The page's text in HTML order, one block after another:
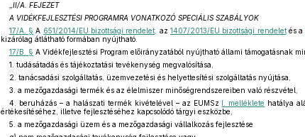
„II/A. FEJEZET
A VIDÉKFEJLESZTÉSI PROGRAMRA VONATKOZÓ SPECIÁLIS SZABÁLYOK
17/A. § A 651/2014/EU bizottsági rendelet, az 1407/2013/EU bizottsági rendeletés a
kizárólag átlátható formában nyújtható.
17/B. § A Vidékfejlesztési Program előirányzatából nyújtható állami támogatásnak
1. tudásátadás és tájékoztatási tevékenység megvalósítása,
2. tanácsadási szolgáltatás, üzemvezetési és helyettesítési szolgáltatás nyújtása,
3. a mezőgazdasági termék és az élelmiszer minőségrendszereiben való részvétel,
4. beruházás – a halászati termék kivételével – az EUMSz I. melléklete hatálya
értékesítéséhez, illetve fejlesztéséhez kapcsolódó tárgyi eszközbe,
5. a mezőgazdasági üzem és a mezőgazdasági vállalkozás fejlesztése